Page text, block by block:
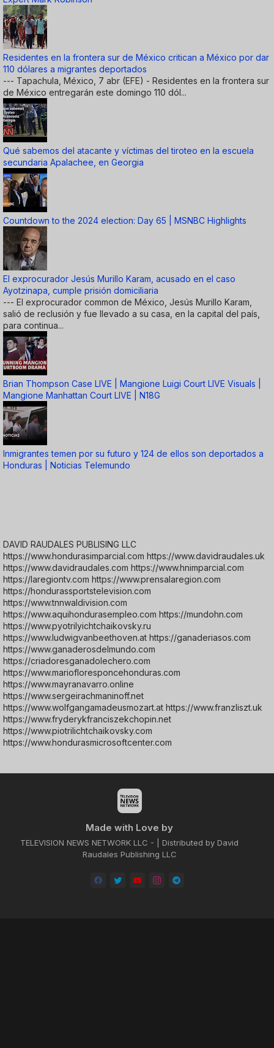
Residentes en la frontera sur de México critican a México por dar
110 dólares a migrantes deportados
--- Tapachula, México, 7 abr (EFE) - Residentes en la frontera sur
de México entregarán este domingo 110 dól...
Qué sabemos del atacante y víctimas del tiroteo en la escuela
secundaria Apalachee, en Georgia
Countdown to the 2024 election: Day 65 | MSNBC Highlights
El exprocurador Jesús Murillo Karam, acusado en el caso
Ayotzinapa, cumple prisión domiciliaria
--- El exprocurador common de México, Jesús Murillo Karam,
salió de reclusión y fue llevado a su casa, en la capital del país,
para continua...
Brian Thompson Case LIVE | Mangione Luigi Court LIVE Visuals |
Mangione Manhattan Court LIVE | N18G
Inmigrantes temen por su futuro y 124 de ellos son deportados a
Honduras | Noticias Telemundo
DAVID RAUDALES PUBLISING LLC
https://www.hondurasimparcial.com https://www.davidraudales.uk
https://www.davidraudales.com https://www.hnimparcial.com
https://laregiontv.com https://www.prensalaregion.com
https://hondurassportstelevision.com
https://www.tnnwaldivision.com
https://www.aquihondurasempleo.com https://mundohn.com
https://www.pyotrilyichtchaikovsky.ru
https://www.ludwigvanbeethoven.at https://ganaderiasos.com
https://www.ganaderosdelmundo.com
https://criadoresganadolechero.com
https://www.mariofloresponcehonduras.com
https://www.mayranavarro.online
https://www.sergeirachmaninoff.net
https://www.wolfgangamadeusmozart.at https://www.franzliszt.uk
https://www.fryderykfranciszekchopin.net
https://www.piotrilichtchaikovsky.com
https://www.hondurasmicrosoftcenter.com
Made with Love by
TELEVISION NEWS NETWORK LLC - | Distributed by David
Raudales Publishing LLC